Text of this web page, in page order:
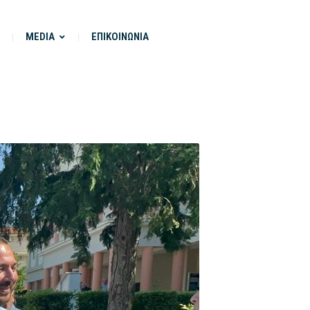
MEDIA ΕΠΙΚΟΙΝΩΝΙΑ